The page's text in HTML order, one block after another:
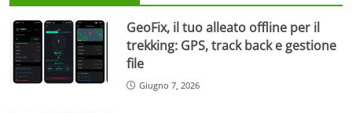
GeoFix, il tuo alleato offline per il
trekking: GPS, track back e gestione
file
Giugno 7, 2026